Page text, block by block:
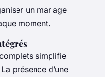
un mariage
moment.
simplifie
présence d’une